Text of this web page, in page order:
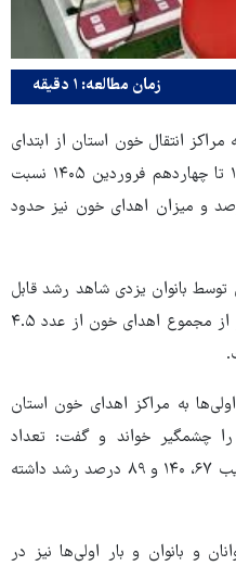
زمان مطالعه: ۱ دقیقه
انتقال خون استان از ابتدای
جنگ تحمیلی یعنی از نهم اسفند ۱۴۰۴ تا چهاردهم فروردین ۱۴۰۵ نسبت
زمانی مشابه سال قبل ۳۵ درصد و میزان اهدای خون نیز حدود
بانوان یزدی شاهد رشد قابل
توجهی بوده به طوری که سهم این قشر از مجموع اهدای خون از عدد ۴.۵
به مراکز اهدای خون استان
چشمگیر خواند و گفت: تعداد
مراجعان طی بازه زمانی مذکور به ترتیب ۶۷، ۱۴۰ و ۸۹ درصد رشد داشته
و بانوان و بار اولی‌ها نیز در